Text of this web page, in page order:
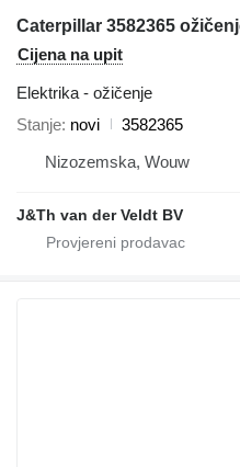
Cijena na upit
Elektrika - ožičenje
Stanje novi
3582365
Nizozemska, Wouw
J&Th van der Veldt BV